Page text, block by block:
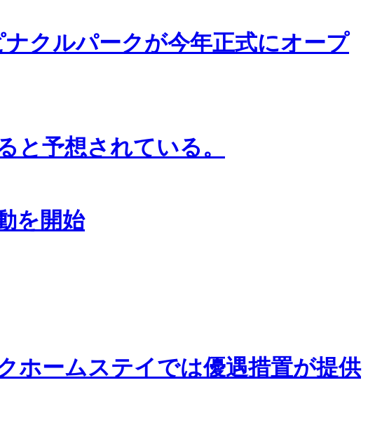
クルパークが今年正式にオープ
と予想されている。
を開始
ホームステイでは優遇措置が提供